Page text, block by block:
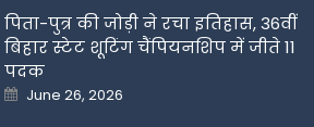
पिता-पुत्र की जोड़ी ने रचा इतिहास, 36वीं
बिहार स्टेट शूटिंग चैंपियनशिप में जीते 11
पदक
Posted
on
June 26, 2026